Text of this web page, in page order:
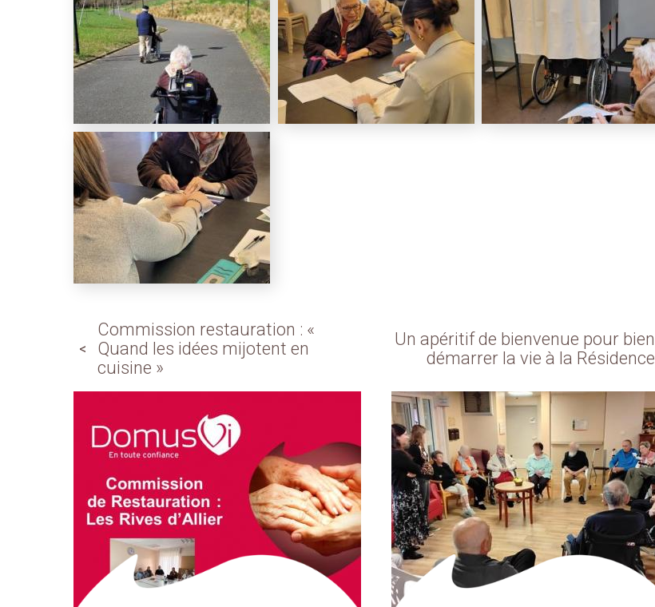
Commission restauration : «
Quand les idées mijotent en
cuisine »
Un apéritif de bienvenue pour bien
démarrer la vie à la Résidence